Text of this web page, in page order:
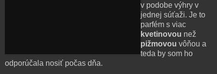
v podobe výhry v
jednej súťaži. Je to
parfém s viac
kvetinovou než
pižmovou vôňou a
teda by som ho
odporúčala nosiť počas dňa.